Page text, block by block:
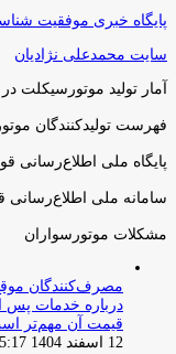
پایگاه خبری موفقیت
سایت محمدعلی نژادیان
آمار تولید موتورسیکلت در
فهرست تولیدکنندگان
پایگاه ملی اطلاع‌رسانی
سامانه ملی اطلاع‌رسانی
مشکلات موتورسواران
مصرف‌کنندگان
درباره خدمات پس
قیمت آن مهم‌تر
12 اسفند 1404 15:17